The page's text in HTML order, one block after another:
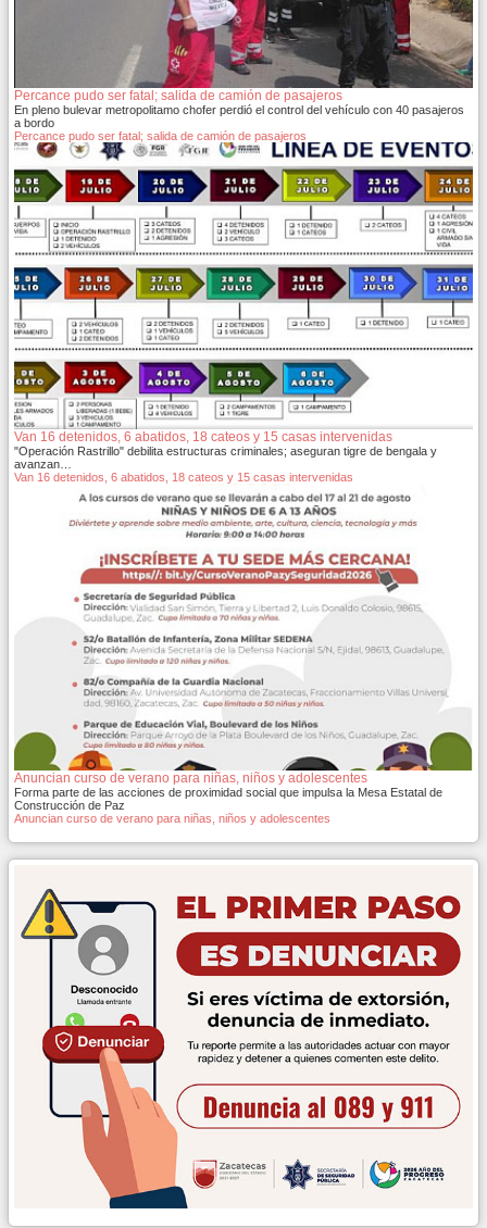
Percance pudo ser fatal; salida de camión de pasajeros
En pleno bulevar metropolitamo chofer perdió el control del vehículo con 40 pasajeros
a bordo
Percance pudo ser fatal; salida de camión de pasajeros
Van 16 detenidos, 6 abatidos, 18 cateos y 15 casas intervenidas
"Operación Rastrillo" debilita estructuras criminales; aseguran tigre de bengala y
avanzan…
Van 16 detenidos, 6 abatidos, 18 cateos y 15 casas intervenidas
Anuncian curso de verano para niñas, niños y adolescentes
Forma parte de las acciones de proximidad social que impulsa la Mesa Estatal de
Construcción de Paz
Anuncian curso de verano para niñas, niños y adolescentes